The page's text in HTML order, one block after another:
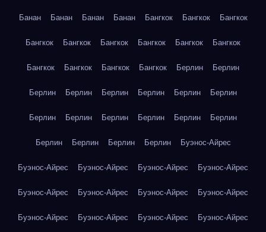
Банан Банан Банан Банан Бангкок Бангкок Бангкок
Бангкок Бангкок Бангкок Бангкок Бангкок Бангкок
Бангкок Бангкок Бангкок Бангкок Берлин Берлин
Берлин Берлин Берлин Берлин Берлин Берлин
Берлин Берлин Берлин Берлин Берлин Берлин
Берлин Берлин Берлин Берлин Буэнос-Айрес
Буэнос-Айрес Буэнос-Айрес Буэнос-Айрес Буэнос-Айрес
Буэнос-Айрес Буэнос-Айрес Буэнос-Айрес Буэнос-Айрес
Буэнос-Айрес Буэнос-Айрес Буэнос-Айрес Буэнос-Айрес